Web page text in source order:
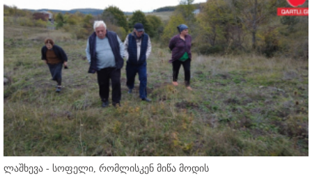
ლაშხევა - სოფელი, რომლისკენ მიწა მოდის